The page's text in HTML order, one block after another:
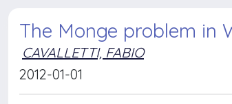
The Monge problem in
CAVALLETTI, FABIO
2012-01-01